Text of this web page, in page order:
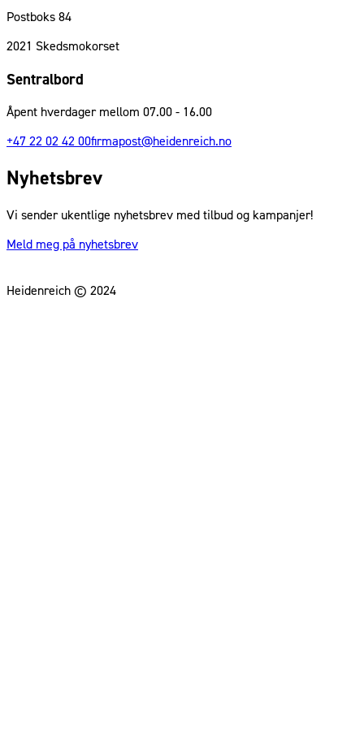
Postboks 84
2021 Skedsmokorset
Sentralbord
Åpent hverdager mellom 07.00 - 16.00
+47 22 02 42 00firmapost@heidenreich.no
Nyhetsbrev
Vi sender ukentlige nyhetsbrev med tilbud og kampanjer!
Meld meg på nyhetsbrev
Heidenreich © 2024